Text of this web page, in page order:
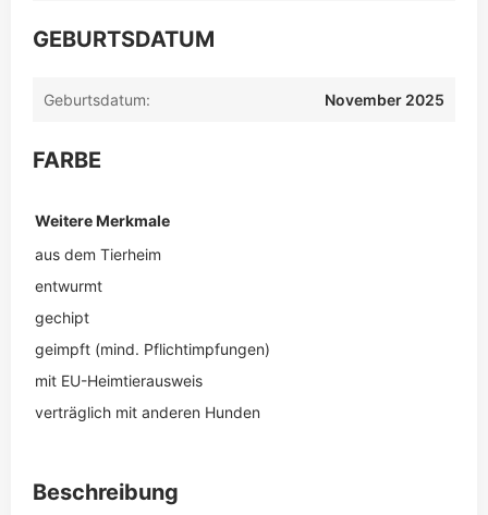
GEBURTSDATUM
Geburtsdatum: November 2025
FARBE
Weitere Merkmale
aus dem Tierheim
entwurmt
gechipt
geimpft (mind. Pflichtimpfungen)
mit EU-Heimtierausweis
verträglich mit anderen Hunden
Beschreibung